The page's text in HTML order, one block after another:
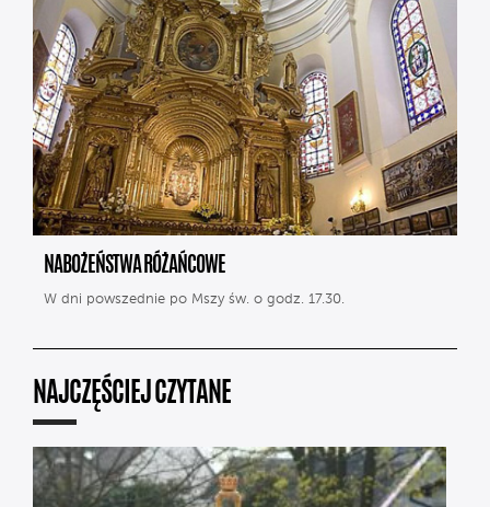
NABOŻEŃSTWA RÓŻAŃCOWE
W dni powszednie po Mszy św. o godz. 17.30.
NAJCZĘŚCIEJ CZYTANE